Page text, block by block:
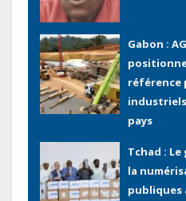
Gabon :
référence
pays
Tchad :
la
publiques